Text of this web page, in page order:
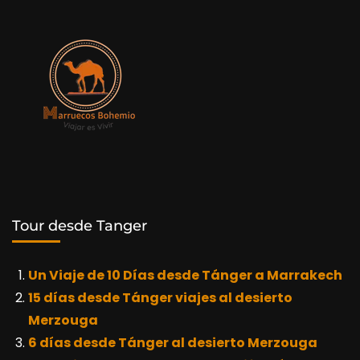
Tour desde Tanger
Un Viaje de 10 Días desde Tánger a Marrakech
15 días desde Tánger viajes al desierto
Merzouga
6 días desde Tánger al desierto Merzouga